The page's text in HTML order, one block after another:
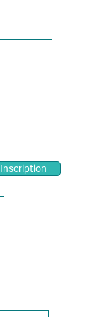
Inscription